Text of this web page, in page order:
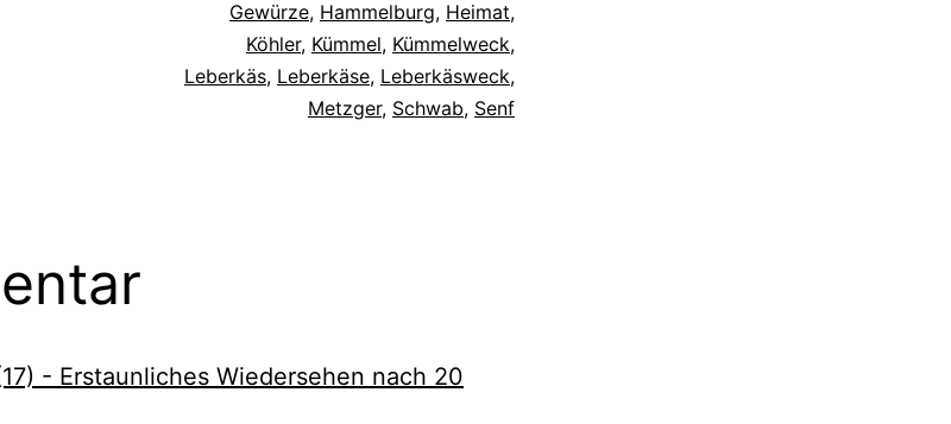
Gewürze, Hammelburg, Heimat,
Köhler, Kümmel, Kümmelweck,
Leberkäs, Leberkäse, Leberkäsweck,
Metzger, Schwab, Senf
- Erstaunliches Wiedersehen nach 20